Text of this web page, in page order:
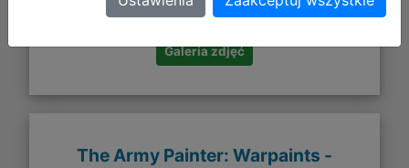
Galeria zdjęć
The Army Painter: Warpaints -